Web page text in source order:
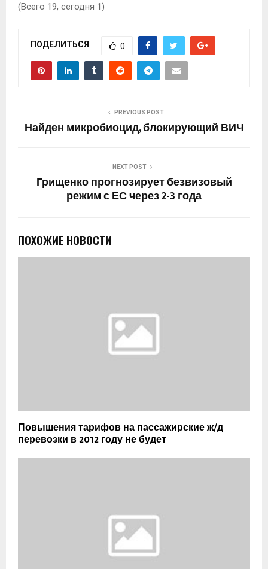
(Всего 19, сегодня 1)
ПОДЕЛИТЬСЯ 0
PREVIOUS POST
Найден микробиоцид, блокирующий ВИЧ
NEXT POST
Грищенко прогнозирует безвизовый
режим с ЕС через 2-3 года
ПОХОЖИЕ НОВОСТИ
Повышения тарифов на пассажирские ж/д
перевозки в 2012 году не будет